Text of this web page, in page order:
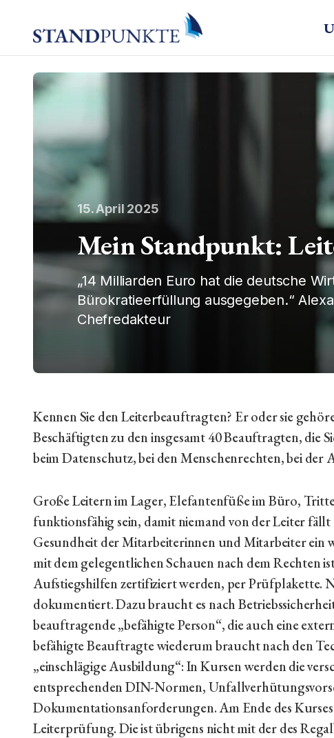
15. April 2025
Mein Standpunkt:
„14 Milliarden Euro hat die deutsche
Bürokratieerfüllung ausgegeben.“
Chefredakteur
Kennen Sie den Leiterbeauftragten? Er oder sie
Beschäftigten zu den insgesamt 40 Beauftragten, die
beim Datenschutz, bei den Menschenrechten, bei der
Große Leitern im Lager, Elefantenfüße im Büro,
funktionsfähig sein, damit niemand von der Leiter
Gesundheit der Mitarbeiterinnen und Mitarbeiter
mit dem gelegentlichen Schauen nach dem Rechten
Aufstiegshilfen zertifiziert werden, per Prüfplakette.
dokumentiert. Dazu braucht es nach
beauftragende „befähigte Person“, die auch eine
befähigte Beauftragte wiederum braucht nach den
„einschlägige Ausbildung“: In Kursen werden die
entsprechenden DIN-Normen,
Dokumentationsanforderungen. Am Ende des Kurses
Leiterprüfung. Die ist übrigens nicht mit der des